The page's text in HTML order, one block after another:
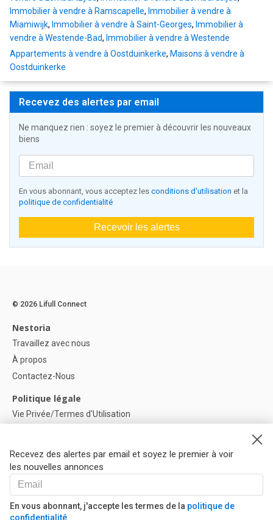
Immobilier à vendre à Ramscapelle, Immobilier à vendre à
Miamiwijk, Immobilier à vendre à Saint-Georges, Immobilier à
vendre à Westende-Bad, Immobilier à vendre à Westende
Appartements à vendre à Oostduinkerke, Maisons à vendre à
Oostduinkerke
Recevez des alertes par email
Ne manquez rien : soyez le premier à découvrir les nouveaux
biens
En vous abonnant, vous acceptez les conditions d'utilisation et la
politique de confidentialité
Recevoir les alertes
Recevez des alertes par email et soyez le premier à voir
les nouvelles annonces
En vous abonnant, j'accepte les termes de la politique de
confidentialité
© 2026 Lifull Connect
Nestoria
Travaillez avec nous
À propos
Contactez-Nous
Politique légale
Vie Privée/Termes d'Utilisation
Paramètres des cookies
Aide
FAQ